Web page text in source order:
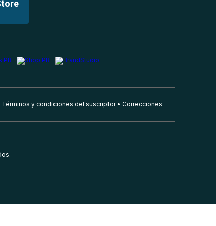
Términos y condiciones del suscriptor Correcciones